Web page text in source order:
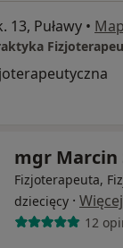
13, Puławy •
mgr Marcin
Fizjoterapeuta,
dziecięcy · Więcej
12